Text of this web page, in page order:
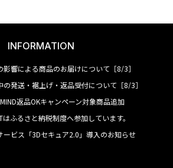
INFORMATION
影響による商品のお届けについて［8/3］
の発送・裾上げ・返品受付について［8/3］
MIND返品OKキャンペーン対象商品追加
はふるさと納税制度へ参加しています。
ービス「3Dセキュア2.0」導入のお知らせ